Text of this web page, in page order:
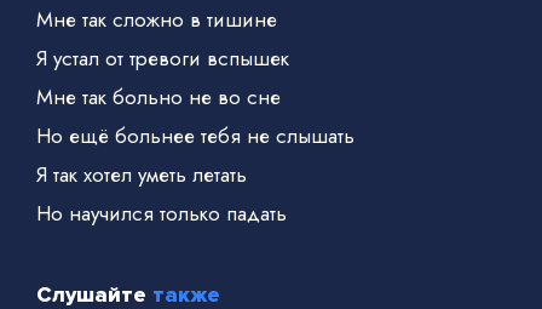
Мне так сложно в тишине
Я устал от тревоги вспышек
Мне так больно не во сне
Но ещё больнее тебя не слышать
Я так хотел уметь летать
Но научился только падать
Слушайте также